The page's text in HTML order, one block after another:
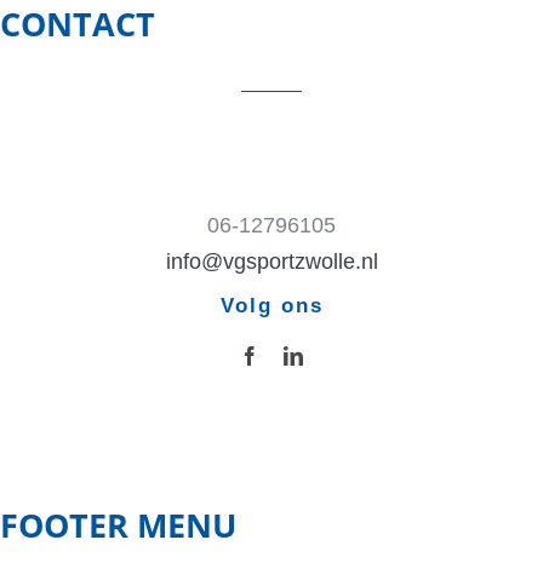
CONTACT
06-12796105
info@vgsportzwolle.nl
Volg ons
FOOTER MENU